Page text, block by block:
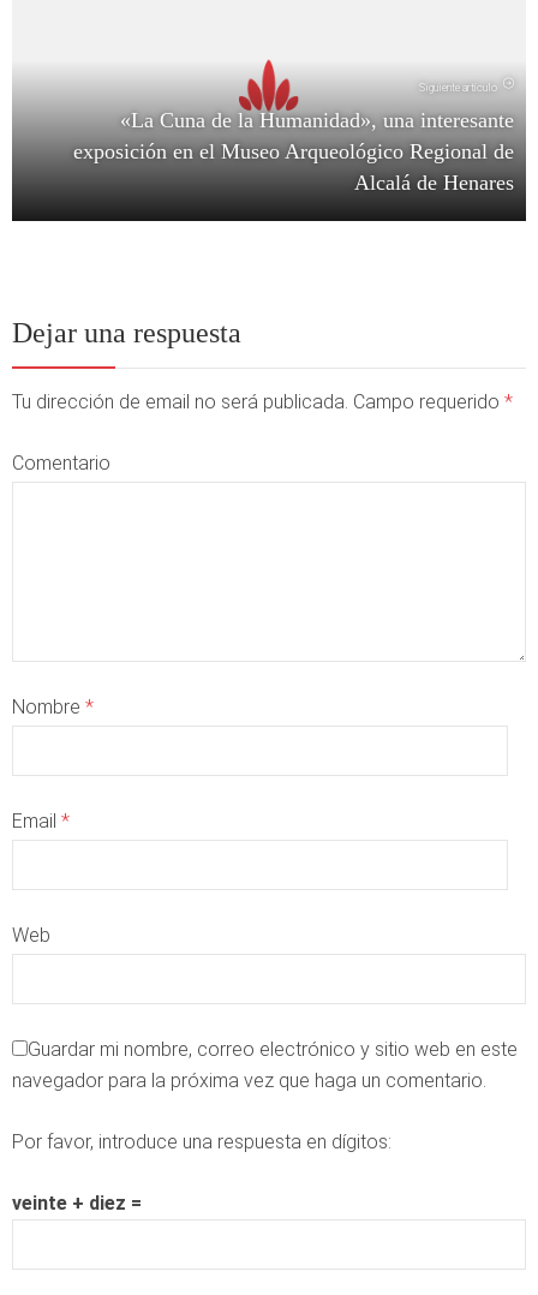
Siguiente artículo
«La Cuna de la Humanidad», una interesante
exposición en el Museo Arqueológico Regional de
Alcalá de Henares
Dejar una respuesta
Tu dirección de email no será publicada. Campo requerido *
Comentario
Nombre *
Email *
Web
Guardar mi nombre, correo electrónico y sitio web en este
navegador para la próxima vez que haga un comentario.
Por favor, introduce una respuesta en dígitos:
veinte + diez =